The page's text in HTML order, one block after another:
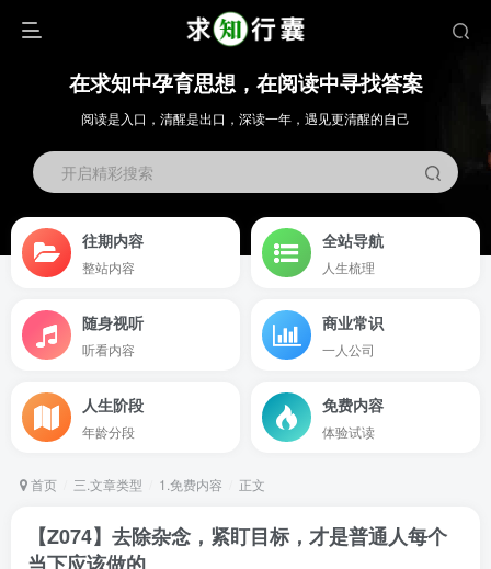
在求知中孕育思想，在阅读中寻找答案
阅读是入口，清醒是出口，深读一年，遇见更清醒的自己
开启精彩搜索
往期内容
整站内容
全站导航
人生梳理
随身视听
听看内容
商业常识
一人公司
人生阶段
年龄分段
免费内容
体验试读
首页 三.文章类型 1.免费内容 正文
【Z074】去除杂念，紧盯目标，才是普通人每个